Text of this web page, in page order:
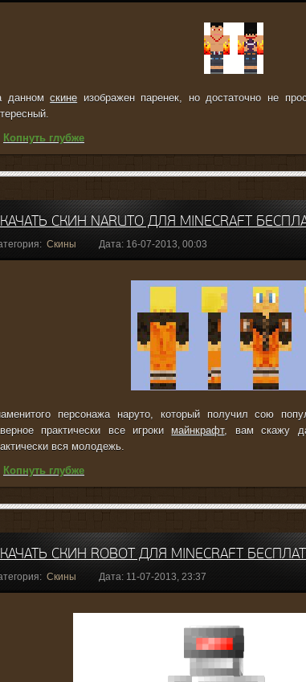
данномскине изображен паренек, но достаточно не
Копнуть глубже
СКИН NARUTO ДЛЯ MINECRAFT
Скины Дата: 16-07-2013, 00:03
персонажа наруто, который получил сою
практически все игроки майнкрафт, вам скажу
вся молодежь.
Копнуть глубже
СКИН ROBOT ДЛЯ MINECRAFT
Скины Дата: 11-07-2013, 23:37